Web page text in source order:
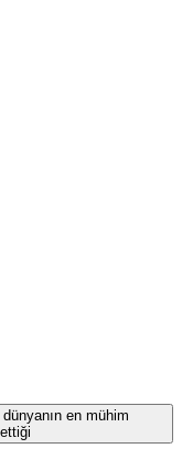
en mühim